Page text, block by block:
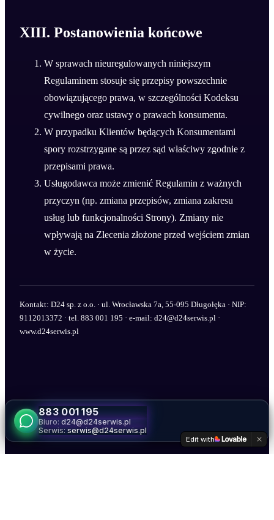
XIII. Postanowienia końcowe
W sprawach nieuregulowanych niniejszym
Regulaminem stosuje się przepisy powszechnie
obowiązującego prawa, w szczególności Kodeksu
cywilnego oraz ustawy o prawach konsumenta.
W przypadku Klientów będących Konsumentami
spory rozstrzygane są przez sąd właściwy zgodnie z
przepisami prawa.
Usługodawca może zmienić Regulamin z ważnych
przyczyn (np. zmiana przepisów, zmiana zakresu
usług lub funkcjonalności Strony). Zmiany nie
wpływają na Zlecenia złożone przed wejściem zmian
w życie.
Kontakt: D24 sp. z o.o. · ul. Wrocławska 7a, 55-095 Długołęka · NIP:
9112013372 · tel. 883 001 195 · e-mail: d24@d24serwis.pl ·
www.d24serwis.pl
883 001 195
Biuro: d24@d24serwis.pl
Serwis:serwis@d24serwis.pl
Edit with